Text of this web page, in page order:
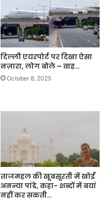
दिल्ली एयरपोर्ट पर दिखा ऐसा
नज़ारा, लोग बोले – वाह…
October 8, 2025
ताजमहल की खूबसूरती में खोईं
अनन्या पांडे, कहा- शब्दों में बयां
नहीं कर सकती…